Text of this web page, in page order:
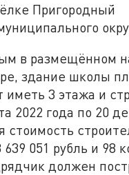
Пригородный
в размещённом
здание школы
иметь 3 этажа и
2022 года по 20
стоимость
639 051 рубль и 98
должен